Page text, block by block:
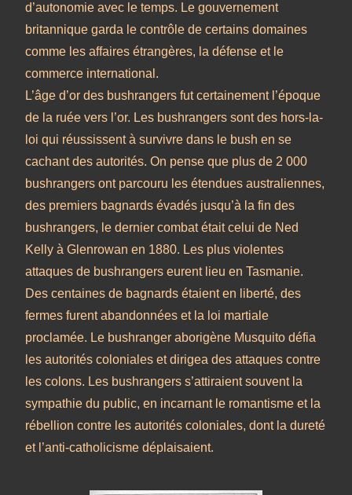
d’autonomie avec le temps. Le gouvernement
britannique garda le contrôle de certains domaines
comme les affaires étrangères, la défense et le
commerce international.
L’âge d’or des bushrangers fut certainement l’époque
de la ruée vers l’or. Les bushrangers sont des hors-la-
loi qui réussissent à survivre dans le bush en se
cachant des autorités. On pense que plus de 2 000
bushrangers ont parcouru les étendues australiennes,
des premiers bagnards évadés jusqu’à la fin des
bushrangers, le dernier combat était celui de Ned
Kelly à Glenrowan en 1880. Les plus violentes
attaques de bushrangers eurent lieu en Tasmanie.
Des centaines de bagnards étaient en liberté, des
fermes furent abandonnées et la loi martiale
proclamée. Le bushranger aborigène Musquito défia
les autorités coloniales et dirigea des attaques contre
les colons. Les bushrangers s’attiraient souvent la
sympathie du public, en incarnant le romantisme et la
rébellion contre les autorités coloniales, dont la dureté
et l’anti-catholicisme déplaisaient.